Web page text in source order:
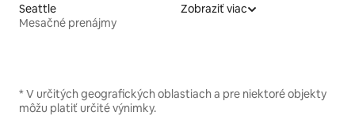
Seattle
Mesačné prenájmy
Zobraziť viac
* V určitých geografických oblastiach a pre niektoré objekty
môžu platiť určité výnimky.